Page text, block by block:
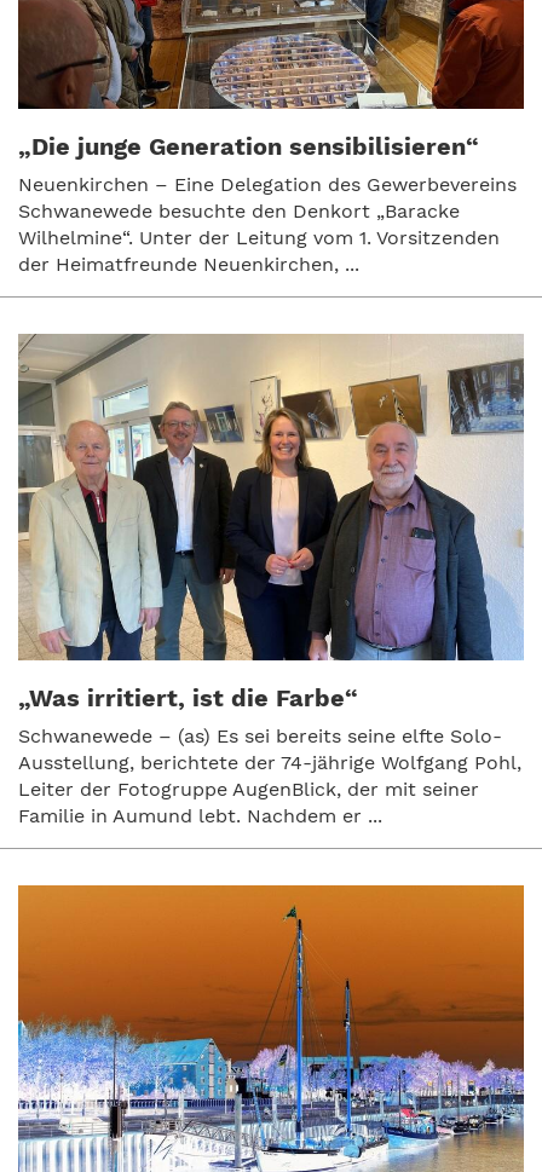
„Die junge Generation sensibilisieren“
Neuenkirchen – Eine Delegation des Gewerbevereins
Schwanewede besuchte den Denkort „Baracke
Wilhelmine“. Unter der Leitung vom 1. Vorsitzenden
der Heimatfreunde Neuenkirchen, ...
„Was irritiert, ist die Farbe“
Schwanewede – (as) Es sei bereits seine elfte Solo-
Ausstellung, berichtete der 74-jährige Wolfgang Pohl,
Leiter der Fotogruppe AugenBlick, der mit seiner
Familie in Aumund lebt. Nachdem er ...